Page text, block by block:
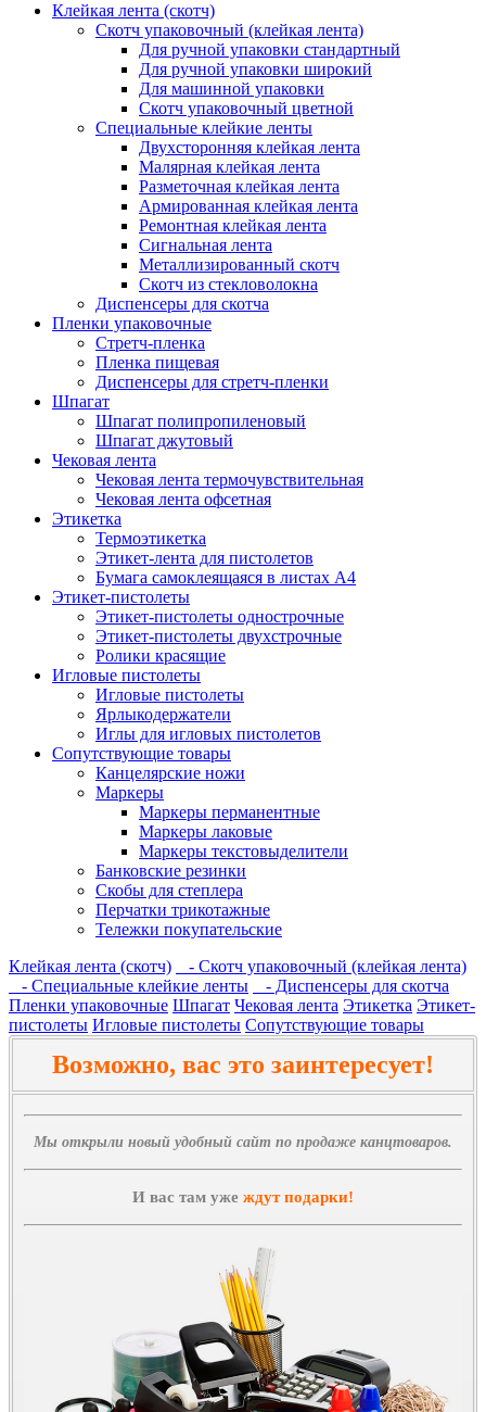
Клейкая лента (скотч)
Скотч упаковочный (клейкая лента)
Для ручной упаковки стандартный
Для ручной упаковки широкий
Для машинной упаковки
Скотч упаковочный цветной
Специальные клейкие ленты
Двухсторонняя клейкая лента
Малярная клейкая лента
Разметочная клейкая лента
Армированная клейкая лента
Ремонтная клейкая лента
Сигнальная лента
Металлизированный скотч
Скотч из стекловолокна
Диспенсеры для скотча
Пленки упаковочные
Стретч-пленка
Пленка пищевая
Диспенсеры для стретч-пленки
Шпагат
Шпагат полипропиленовый
Шпагат джутовый
Чековая лента
Чековая лента термочувствительная
Чековая лента офсетная
Этикетка
Термоэтикетка
Этикет-лента для пистолетов
Бумага самоклеящаяся в листах А4
Этикет-пистолеты
Этикет-пистолеты однострочные
Этикет-пистолеты двухстрочные
Ролики красящие
Игловые пистолеты
Игловые пистолеты
Ярлыкодержатели
Иглы для игловых пистолетов
Сопутствующие товары
Канцелярские ножи
Маркеры
Маркеры перманентные
Маркеры лаковые
Маркеры текстовыделители
Банковские резинки
Скобы для степлера
Перчатки трикотажные
Тележки покупательские
Клейкая лента (скотч)
- Скотч упаковочный (клейкая лента)
- Специальные клейкие ленты
- Диспенсеры для скотча
Пленки упаковочные Шпагат Чековая лента Этикетка Этикет-
пистолеты Игловые пистолеты Сопутствующие товары
Возможно, вас это заинтересует!
Мы открыли новый удобный сайт по продаже канцтоваров.
И вас там уже ждут подарки!